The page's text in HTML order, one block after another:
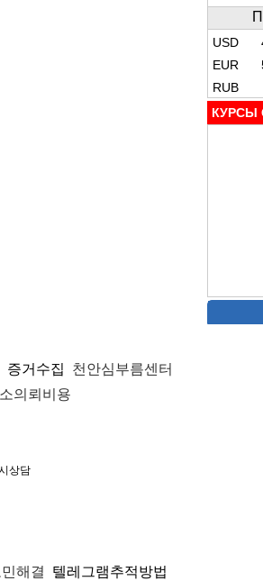
증거수집
천안심부름센터
의뢰비용
상담
해결
텔레그램추적방법
КУРСЫ